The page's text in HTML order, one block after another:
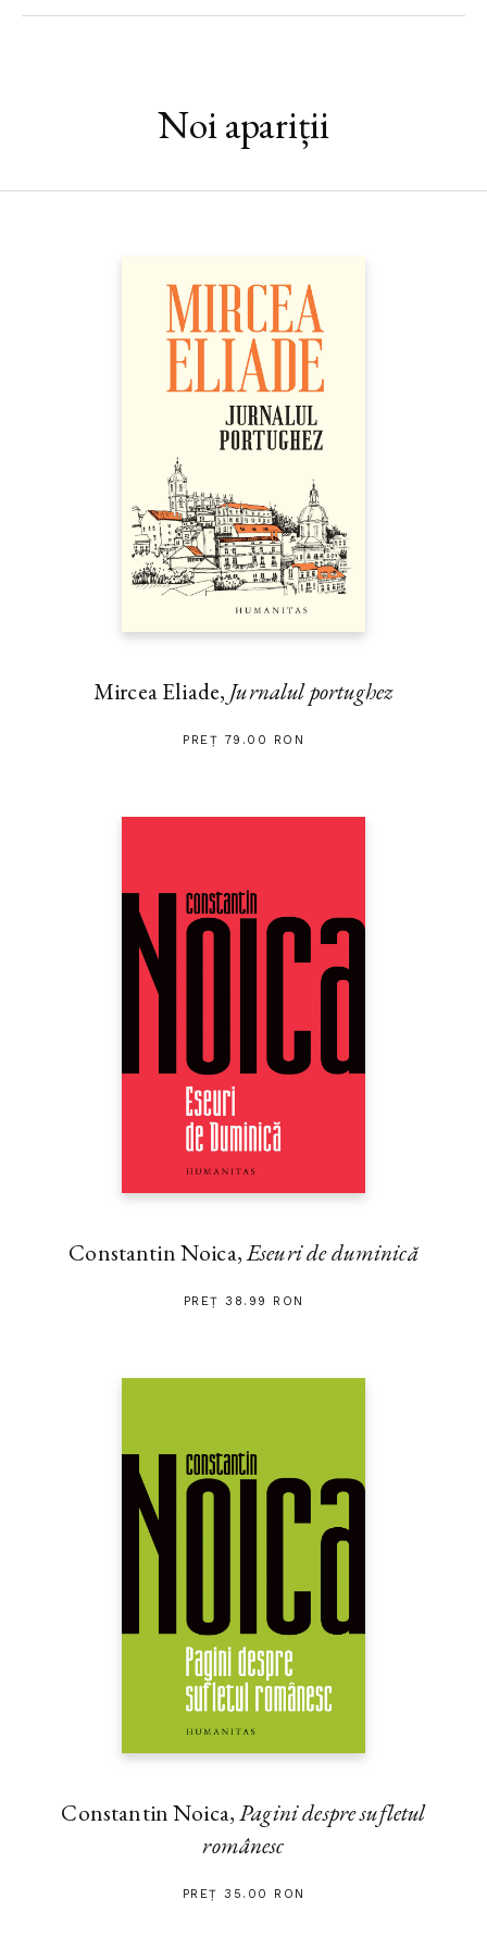
creier, multe dintre ele desfășurate în laboratorul său de la
expunerii și prin rigoare, iar implicațiile morale ale descifrării
experienței subiective sunt discutate cu talentul unui scriitor.
esențială pe care o văd – momentul-cheie din istoria speciei
noastre – este clipa în care oamenii vor înțelege conștiința. Dacă
vom reuși să înțelegem conștiința dintr-o perspectivă
pragmatică, tehnică, vom putea avea un viitor remarcabil. În
acel viitor, mintea e ceva prețios, ce trebuie îngrijit, dezvoltat și
apoi salvat, ceva ce poate fi prelevat din platforma biologică
inițială și transferat, multiplicat, ramificat, menținut pe termen
nedefinit, poate chiar combinat cu alte minți.“ — MICHAEL
Noi apariții
Mircea Eliade, Jurnalul portughez
PREȚ 79.00 RON
Constantin Noica,Eseuri de duminică
PREȚ 38.99 RON
Constantin Noica,Pagini despre sufletul
românesc
PREȚ 35.00 RON